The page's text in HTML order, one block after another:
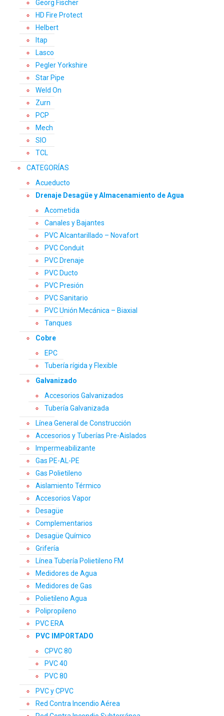
Georg Fischer
HD Fire Protect
Helbert
Itap
Lasco
Pegler Yorkshire
Star Pipe
Weld On
Zurn
PCP
Mech
SIO
TCL
CATEGORÍAS
Acueducto
Drenaje Desagüe y Almacenamiento de Agua
Acometida
Canales y Bajantes
PVC Alcantarillado – Novafort
PVC Conduit
PVC Drenaje
PVC Ducto
PVC Presión
PVC Sanitario
PVC Unión Mecánica – Biaxial
Tanques
Cobre
EPC
Tubería rígida y Flexible
Galvanizado
Accesorios Galvanizados
Tubería Galvanizada
Línea General de Construcción
Accesorios y Tuberías Pre-Aislados
Impermeabilizante
Gas PE-AL-PE
Gas Polietileno
Aislamiento Térmico
Accesorios Vapor
Desagüe
Complementarios
Desagüe Químico
Grifería
Línea Tubería Polietileno FM
Medidores de Agua
Medidores de Gas
Polietileno Agua
Polipropileno
PVC ERA
PVC IMPORTADO
CPVC 80
PVC 40
PVC 80
PVC y CPVC
Red Contra Incendio Aérea